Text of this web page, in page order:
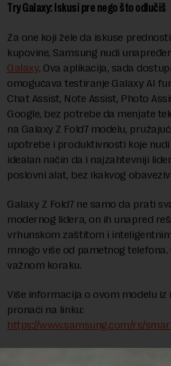
Try Galaxy: Iskusi pre nego što odlučiš
Za one koji žele da iskuse
kupovine, Samsung nudi
Galaxy. Ova aplikacija, sada
omogućava testiranje Galaxy AI
Chat Assist, Note Assist, Photo
Google, bez potrebe da menjate
na Galaxy Z Fold7 modelu,
upotrebe i produktivnosti koje
idealan način da i najzahtevniji
poslovni alat, bez ikakvog
Galaxy Z Fold7 ne samo da prati
modernog lidera, on ih unapred
vrhunskom zaštitom i
mnogo više od pametnog
važnom koraku.
Više informacija o ovom modelu iz
pronaći na linku:
https://www.samsung.com/rs/